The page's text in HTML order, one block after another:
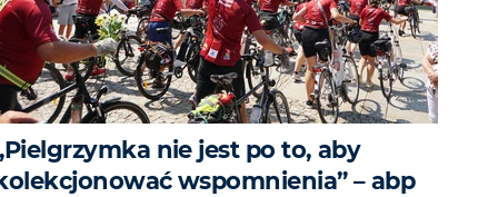
nie jest po to, aby
wspomnienia” – abp